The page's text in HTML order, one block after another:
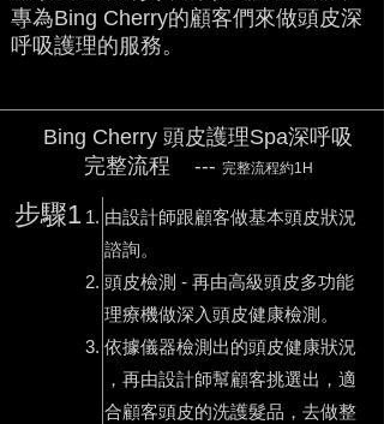
專為Bing Cherry的顧客們來做頭皮深
呼吸護理的服務。
Bing Cherry 頭皮護理Spa深呼吸
完整流程 --- 完整流程約1H
步驟1
由設計師跟顧客做基本頭皮狀況
諮詢。
頭皮檢測 - 再由高級頭皮多功能
理療機做深入頭皮健康檢測。
依據儀器檢測出的頭皮健康狀況
，再由設計師幫顧客挑選出， 適
合顧客頭皮的洗護髮品，去做整